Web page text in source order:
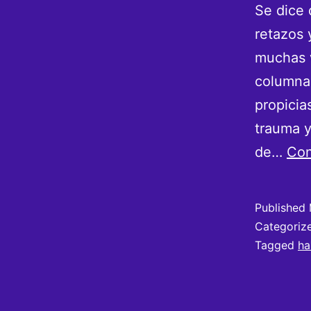
Se dice
retazos
muchas
trauma
de…
Published
Tagged